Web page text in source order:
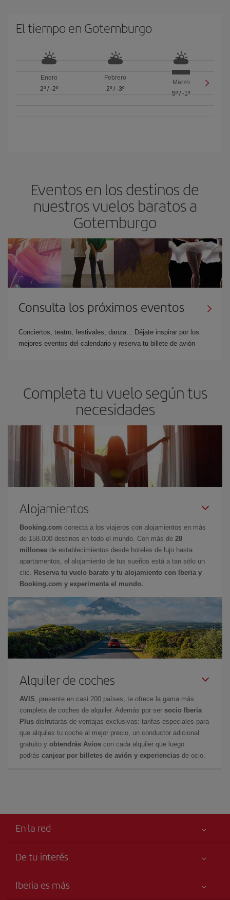
El tiempo en Gotemburgo
Enero
2º/ -2º
Febrero
2º/ -3º
Marzo
5º /-1º
Eventos en los destinos de
nuestros vuelos baratos a
Gotemburgo
Consulta los próximos eventos
Conciertos, teatro, festivales, danza... Déjate inspirar por los
mejores eventos del calendario y reserva tu billete de avión
Completa tu vuelo según tus
necesidades
Alojamientos
Booking.com conecta a los viajeros con alojamientos en más
de 158.000 destinos en todo el mundo. Con más de 28
millones de establecimientos desde hoteles de lujo hasta
apartamentos, el alojamiento de tus sueños está a tan sólo un
clic.
Reserva tu vuelo barato y tu alojamiento con Iberia y
Booking.com y experimenta el mundo.
Alquiler de coches
AVIS , presente en casi 200 países, te ofrece la gama más
completa de coches de alquiler. Además por ser socio Iberia
Plus disfrutarás de ventajas exclusivas: tarifas especiales para
que alquiles tu coche al mejor precio, un conductor adicional
gratuito y obtendrás Avios con cada alquiler que luego
podrás canjear por billetes de avión y experiencias de ocio.
En la red
De tu interés
Accesibilidad
Iberia es más